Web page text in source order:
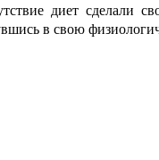
диет сделали
в свою